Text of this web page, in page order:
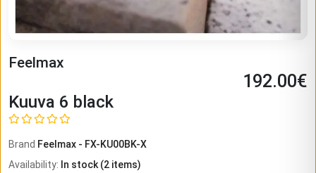
Feelmax
192.00€
Kuuva 6 black
Brand Feelmax - FX-KU00BK-X
Availability: In stock (2 items)